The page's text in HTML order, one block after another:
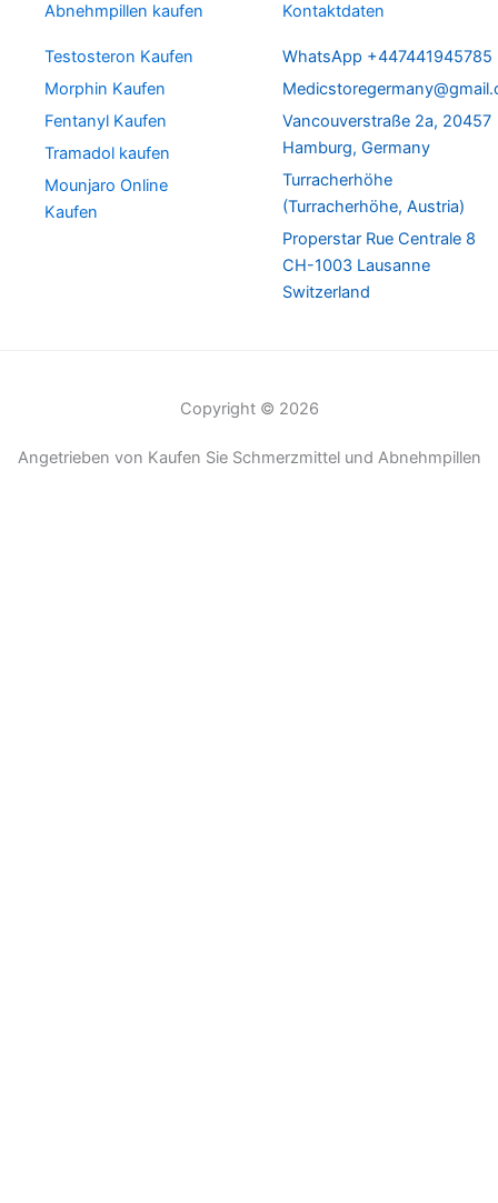
Abnehmpillen kaufen
Testosteron Kaufen
Morphin Kaufen
Fentanyl Kaufen
Tramadol kaufen
Mounjaro Online
Kaufen
Kontaktdaten
WhatsApp +447441945785
Vancouverstraße 2a, 20457
Hamburg, Germany
Turracherhöhe
(Turracherhöhe, Austria)
Properstar Rue Centrale 8
CH-1003 Lausanne
Switzerland
Copyright © 2026
Angetrieben von Kaufen Sie Schmerzmittel und Abnehmpillen